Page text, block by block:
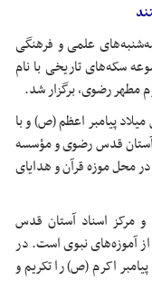
علمی و فرهنگی
سکه‌های تاریخی با نام
مطهر رضوی، برگزار شد.
پیامبر اعظم (ص)و با
آستان قدس رضوی و مؤسسه
محل موزه قرآن و هدایای
و مرکز اسناد آستان قدس
از آموزه‌های نبوی است. در
اکرم (ص)را تکریم و